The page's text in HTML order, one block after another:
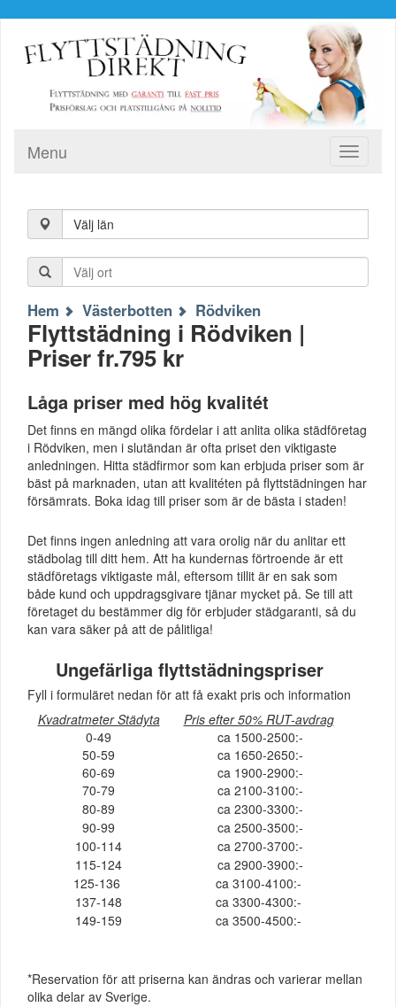
Toggle
Menu
Välj län
Hem Västerbotten Rödviken
Flyttstädning i Rödviken |
Priser fr.795 kr
Låga priser med hög kvalitét
Det finns en mängd olika fördelar i att anlita olika städföretag
i Rödviken, men i slutändan är ofta priset den viktigaste
anledningen. Hitta städfirmor som kan erbjuda priser som är
bäst på marknaden, utan att kvalitéten på flyttstädningen har
försämrats. Boka idag till priser som är de bästa i staden!
Det finns ingen anledning att vara orolig när du anlitar ett
städbolag till ditt hem. Att ha kundernas förtroende är ett
städföretags viktigaste mål, eftersom tillit är en sak som
både kund och uppdragsgivare tjänar mycket på. Se till att
företaget du bestämmer dig för erbjuder städgaranti, så du
kan vara säker på att de pålitliga!
Ungefärliga flyttstädningspriser
Fyll i formuläret nedan för att få exakt pris och information
Kvadratmeter Städyta
Pris efter 50% RUT-avdrag
0-49
ca 1500-2500:-
50-59
ca 1650-2650:-
60-69
ca 1900-2900:-
70-79
ca 2100-3100:-
80-89
ca 2300-3300:-
90-99
ca 2500-3500:-
100-114
ca 2700-3700:-
115-124
ca 2900-3900:-
125-136
ca 3100-4100:-
137-148
ca 3300-4300:-
149-159
ca 3500-4500:-
*Reservation för att priserna kan ändras och varierar mellan
olika delar av Sverige.